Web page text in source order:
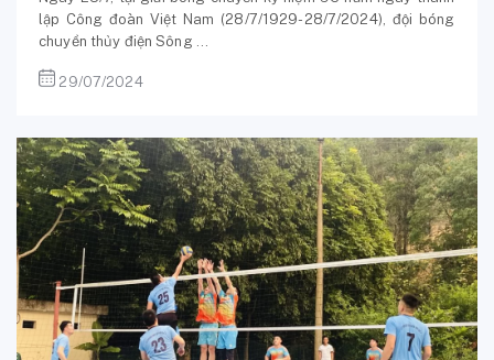
lập Công đoàn Việt Nam (28/7/1929-28/7/2024), đội bóng
chuyền thủy điện Sông ...
29/07/2024